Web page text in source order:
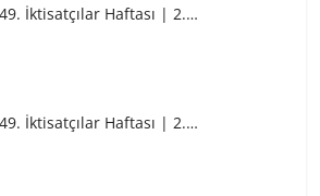
49. İktisatçılar Haftası | 2.…
49. İktisatçılar Haftası | 2.…